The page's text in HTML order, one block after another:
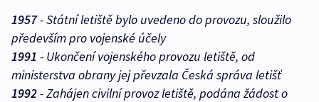
1957- Státní letiště bylo uvedeno do provozu, sloužilo
především pro vojenské účely
1991 - Ukončení vojenského provozu letiště, od
ministerstva obrany jej převzala Česká správa letišť
1992- Zahájen civilní provoz letiště, podána žádost o